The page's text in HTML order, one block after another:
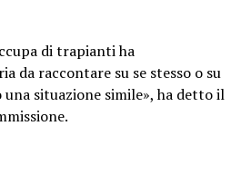
di trapianti ha
da raccontare su se stesso o su
una situazione simile», ha detto il